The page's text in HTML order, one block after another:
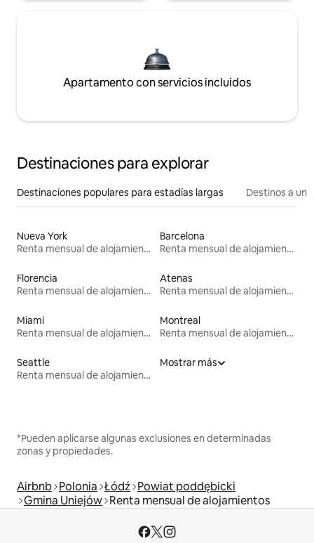
Apartamento con servicios incluidos
Destinaciones para explorar
Destinaciones populares para estadías largas Destinos a un
Nueva York
Renta mensual de alojamientos
Barcelona
Renta mensual de alojamientos
Florencia
Renta mensual de alojamientos
Atenas
Renta mensual de alojamientos
Miami
Renta mensual de alojamientos
Montreal
Renta mensual de alojamientos
Seattle
Renta mensual de alojamientos
Mostrar más
*Pueden aplicarse algunas exclusiones en determinadas
zonas y propiedades.
Airbnb Polonia Łódź Powiat poddębicki
Gmina Uniejów Renta mensual de alojamientos